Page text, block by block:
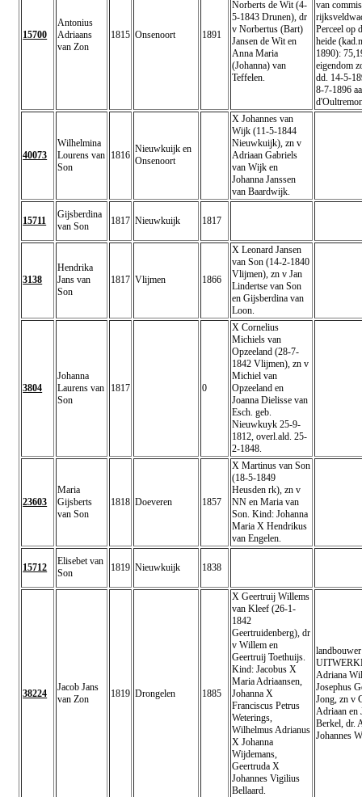
15700
Antonius
Adriaans
van Zon
1815 Onsenoort 1891
Norberts de Wit (4-
5-1843 Drunen), dr
v Norbertus (Bart)
Jansen de Wit en
Anna Maria
(Johanna) van
Teffelen.
van
Perceel op
heide
1890):
eigendom
dd. 14-5-
8-7-1896
40073
Wilhelmina
Lourens van
Son
1816
Nieuwkuijk en
Onsenoort
X Johannes van
Wijk (11-5-1844
Nieuwkuijk), zn v
Adriaan Gabriels
van Wijk en
Johanna Janssen
van Baardwijk.
15711
Gijsberdina
van Son
1817 Nieuwkuijk 1817
3138
Hendrika
Jans van
Son
1817 Vlijmen 1866
X Leonard Jansen
van Son (14-2-1840
Vlijmen), zn v Jan
Lindertse van Son
en Gijsberdina van
Loon.
3804
Johanna
Laurens van
Son
1817 0
X Cornelius
Michiels van
Opzeeland (28-7-
1842 Vlijmen), zn v
Michiel van
Opzeeland en
Joanna Dielisse van
Esch. geb.
Nieuwkuyk 25-9-
1812, overl.ald. 25-
2-1848.
23603
Maria
Gijsberts
van Son
1818 Doeveren 1857
X Martinus van Son
(18-5-1849
Heusden rk), zn v
NN en Maria van
Son. Kind: Johanna
Maria X Hendrikus
van Engelen.
15712
Elisebet van
Son
1819 Nieuwkuijk 1838
38224
Jacob Jans
van Zon
1819 Drongelen 1885
X Geertruij Willems
van Kleef (26-1-
1842
Geertruidenberg), dr
v Willem en
Geertruij Toethuijs.
Kind: Jacobus X
Maria Adriaansen,
Johanna X
Franciscus Petrus
Weterings,
Wilhelmus Adrianus
X Johanna
Wijdemans,
Geertruda X
Johannes Vigilius
Bellaard.
Adriana
Josephus
Jong, zn v
Adriaan en
Berkel, dr.
Johannes